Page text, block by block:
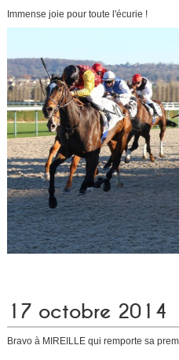
Immense joie pour toute l'écurie !
17 octobre 2014
Bravo à MIREILLE qui remporte sa